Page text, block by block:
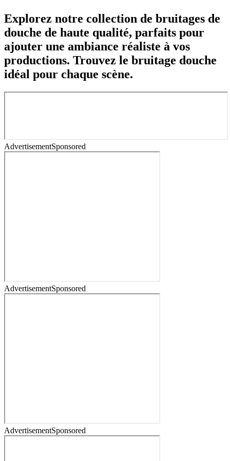
Explorez notre collection de bruitages de
douche de haute qualité, parfaits pour
ajouter une ambiance réaliste à vos
productions. Trouvez le bruitage douche
idéal pour chaque scène.
AdvertisementSponsored
AdvertisementSponsored
AdvertisementSponsored